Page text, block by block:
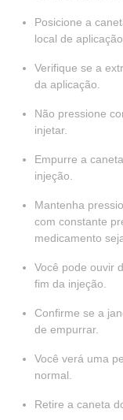
Posicione a
local de aplicação.
Verifique se a
da aplicação.
Não pressione
injetar.
Empurre a
injeção.
Mantenha
com constante
medicamento
Você pode ouvir
fim da injeção.
Confirme se a
de empurrar.
Você verá uma
normal.
Retire a caneta